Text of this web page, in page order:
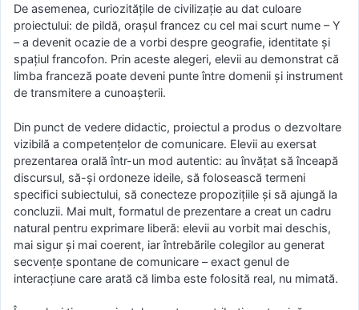
De asemenea, curiozitățile de civilizație au dat culoare
proiectului: de pildă, orașul francez cu cel mai scurt nume – Y
– a devenit ocazie de a vorbi despre geografie, identitate și
spațiul francofon. Prin aceste alegeri, elevii au demonstrat că
limba franceză poate deveni punte între domenii și instrument
de transmitere a cunoașterii.
Din punct de vedere didactic, proiectul a produs o dezvoltare
vizibilă a competențelor de comunicare. Elevii au exersat
prezentarea orală într-un mod autentic: au învățat să înceapă
discursul, să-și ordoneze ideile, să folosească termeni
specifici subiectului, să conecteze propozițiile și să ajungă la
concluzii. Mai mult, formatul de prezentare a creat un cadru
natural pentru exprimare liberă: elevii au vorbit mai deschis,
mai sigur și mai coerent, iar întrebările colegilor au generat
secvențe spontane de comunicare – exact genul de
interacțiune care arată că limba este folosită real, nu mimată.